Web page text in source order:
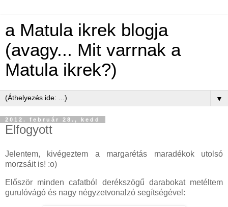
a Matula ikrek blogja
(avagy... Mit varrnak a
Matula ikrek?)
▼
2012. február 28., kedd
Elfogyott
Jelentem, kivégeztem a margarétás maradékok utolsó
morzsáit is! :o)
Először minden cafatból derékszögű darabokat metéltem
gurulóvágó és nagy négyzetvonalzó segítségével: